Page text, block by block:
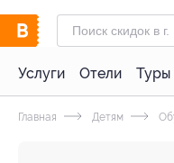
Услуги Отели Туры
Главная Детям